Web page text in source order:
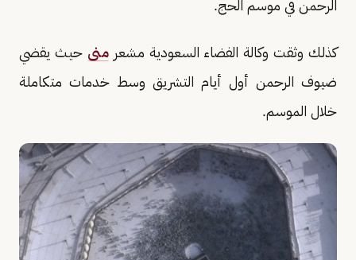
الرحمن في موسم الحج.
كذلك وثقت وكالة الفضاء السعودية مشعرمنى حيث يقضي
ضيوف الرحمن أول أيام التشريق وسط خدمات متكاملة
خلال الموسم.